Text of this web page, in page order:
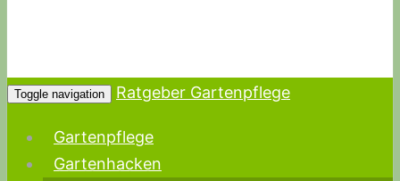
Toggle navigation Ratgeber Gartenpflege
Gartenpflege
Gartenhacken